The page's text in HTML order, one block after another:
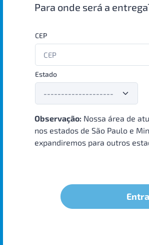
Para onde será a
CEP
Estado
Observação: Nossa área de
nos estados de São Paulo e
expandiremos para outros